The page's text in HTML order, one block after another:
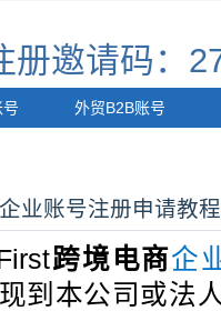
册邀请码：
外贸B2B账号
业账号注册申请教程
跨境电商企
到本公司或法